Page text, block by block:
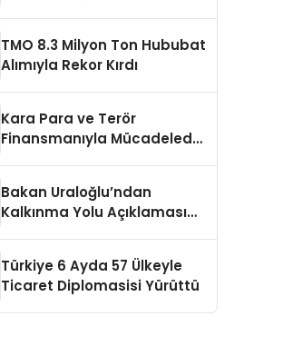
TMO 8.3 Milyon Ton Hububat
Alımıyla Rekor Kırdı
Kara Para ve Terör
Finansmanıyla Mücadelede
Bakan Uraloğlu’ndan
Kalkınma Yolu Açıklaması
Türkiye 6 Ayda 57 Ülkeyle
Ticaret Diplomasisi Yürüttü